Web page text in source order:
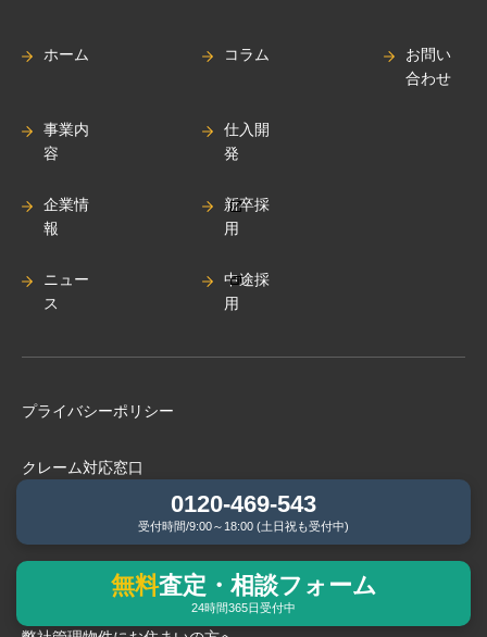
ホーム
事業内
容
企業情
報
ニュー
ス
コラム
仕入開
発
新卒採
用
中途採
用
お問い
合わせ
プライバシーポリシー
クレーム対応窓口
次世代法に基づく⼀般事業主⾏動計画
BCP（緊急時事業継続計画）基本⽅針
0120-469-543
受付時間/9:00～18:00 (土日祝も受付中)
無料査定・相談フォーム
24時間365日受付中